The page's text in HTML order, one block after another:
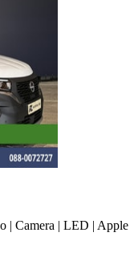
| Camera | LED | Apple